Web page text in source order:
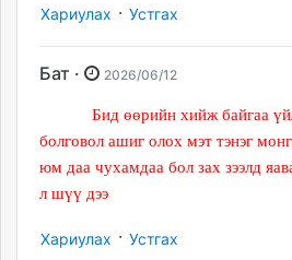
Хариулах · Устгах
Бат · 2026/06/12
Бид өөрийн хийж байгаа
болговол ашиг олох мэт тэнэг
юм даа чухамдаа бол зах зээлд
л шүү дээ
Хариулах · Устгах